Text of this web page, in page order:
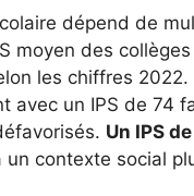
dépend de
moyen des
les chiffres 2022.
avec un IPS de 74
Un IPS
un contexte social